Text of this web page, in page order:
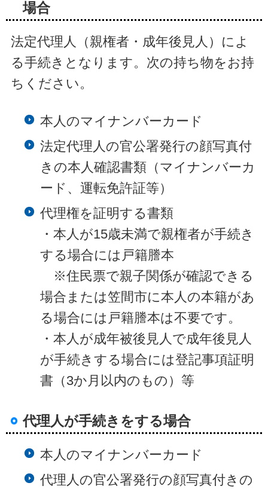
場合
法定代理人（親権者・成年後見人）によ
る手続きとなります。次の持ち物をお持
ちください。
本人のマイナンバーカード
法定代理人の官公署発行の顔写真付
きの本人確認書類（マイナンバーカ
ード、運転免許証等）
代理権を証明する書類
・本人が15歳未満で親権者が手続き
する場合には戸籍謄本
※住民票で親子関係が確認できる
場合または笠間市に本人の本籍があ
る場合には戸籍謄本は不要です。
・本人が成年被後見人で成年後見人
が手続きする場合には登記事項証明
書（3か月以内のもの）等
代理人が手続きをする場合
本人のマイナンバーカード
代理人の官公署発行の顔写真付きの